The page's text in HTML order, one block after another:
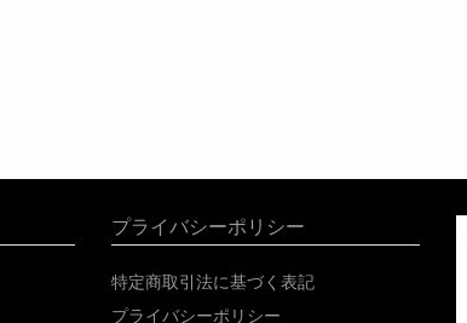
プライバシーポリシー
特定商取引法に基づく表記
プライバシーポリシー